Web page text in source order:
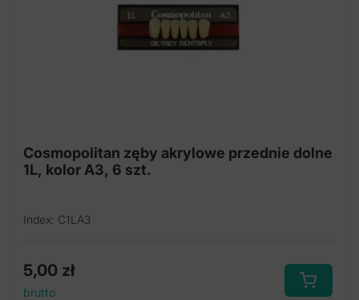
Cosmopolitan zęby akrylowe przednie dolne
1L, kolor A3, 6 szt.
Index: C1LA3
5,00 zł
brutto